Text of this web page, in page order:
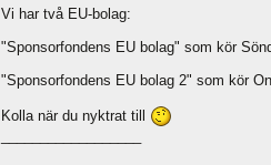
Vi har två EU-bolag:
"Sponsorfondens EU bolag" som kör
"Sponsorfondens EU bolag 2" som kör
Kolla när du nyktrat till